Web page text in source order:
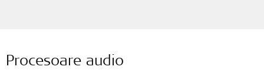
Procesoare audio